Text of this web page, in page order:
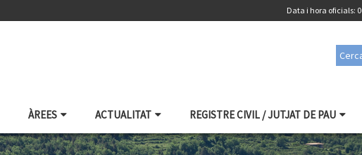
Data i hora oficials:
ÀREES ACTUALITAT REGISTRE CIVIL / JUTJAT DE PAU